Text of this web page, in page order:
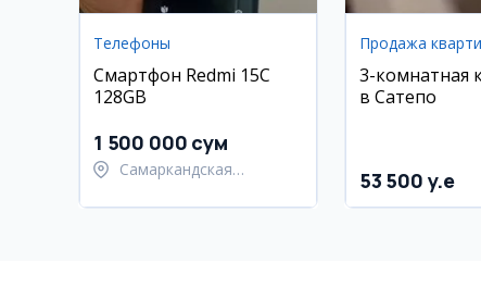
Телефоны
Смартфон Redmi 15C
128GB
1 500 000 сум
Самаркандская
район
Продажа
3-комнатная
в Сатепо
53 500 y.e